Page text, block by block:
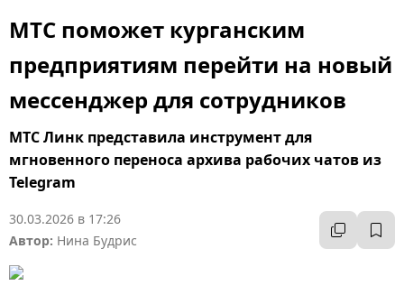
МТС поможет курганским
предприятиям перейти на новый
мессенджер для сотрудников
МТС Линк представила инструмент для
мгновенного переноса архива рабочих чатов из
Telegram
30.03.2026 в 17:26
Автор: Нина Будрис